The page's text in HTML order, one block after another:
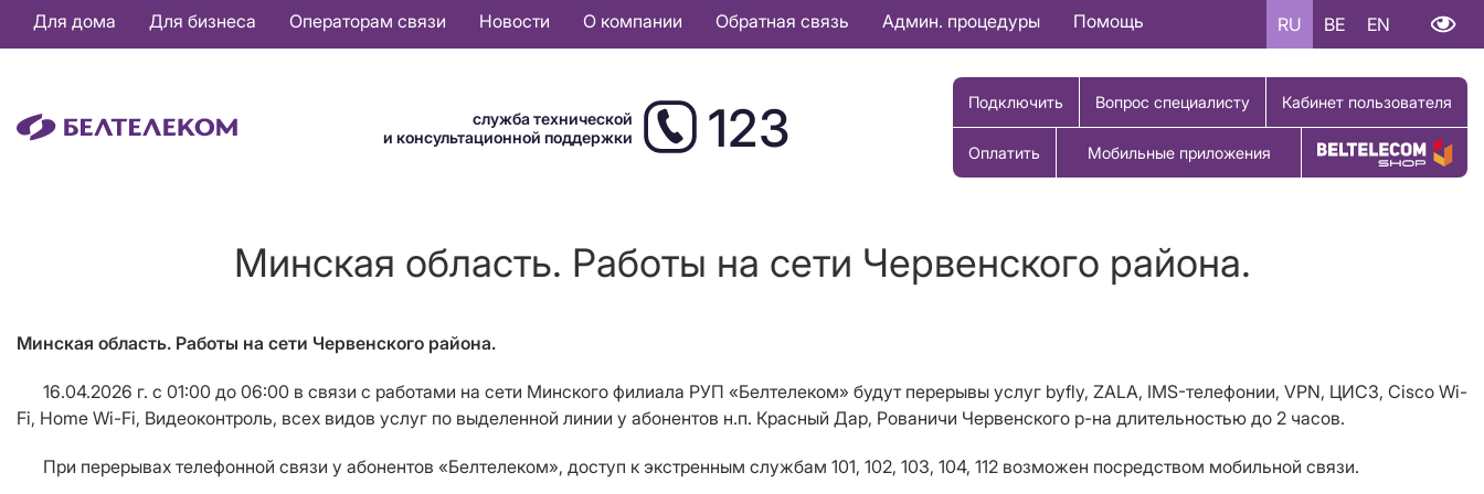
Основная
навигация
Для дома Для бизнеса Операторам связи Новости О компании Обратная связь Админ. процедуры Помощь RU BE EN
служба технической
и консультационной поддержки
123 Подключить Вопрос специалисту Кабинет пользователя
Оплатить Мобильные приложения Купить товар
Минская область. Работы на сети Червенского района.
Минская область. Работы на сети Червенского района.
16.04.2026 г. с 01:00 до 06:00 в связи с работами на сети Минского филиала РУП «Белтелеком» будут перерывы услуг byfly, ZALA, IMS-телефонии, VPN, ЦИСЗ, Cisco Wi-
Fi, Home Wi-Fi, Видеоконтроль, всех видов услуг по выделенной линии у абонентов н.п. Красный Дар, Рованичи Червенского р-на длительностью до 2 часов.
При перерывах телефонной связи у абонентов «Белтелеком», доступ к экстренным службам 101, 102, 103, 104, 112 возможен посредством мобильной связи.